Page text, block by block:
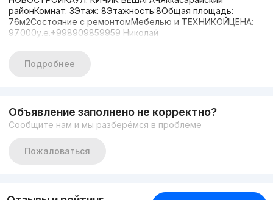
районКомнат: 3Этаж: 8Этажность:8Общая площадь:
76м2Состояние с ремонтомМебелью и ТЕХНИКОЙЦЕНА:
97.000у.е.+998909859959 Николай
Подробнее
Объявление заполнено не корректно?
Сообщите нам и мы разберёмся в проблеме
Пожаловаться